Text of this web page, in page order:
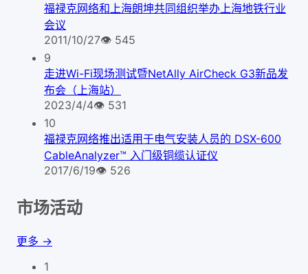
福禄克网络和上海朗坤共同组织举办上海地铁行业
会议
2011/10/27👁 545
9
走进Wi-Fi现场测试暨NetAlly AirCheck G3新品发
布会（上海站）
2023/4/4👁 531
10
福禄克网络推出适用于电气安装人员的 DSX-600
CableAnalyzer™ 入门级铜缆认证仪
2017/6/19👁 526
市场活动
更多 →
1